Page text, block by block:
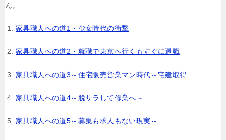
ん。
家具職人への道1・少女時代の衝撃
家具職人への道2・就職で東京へ行くもすぐに退職
家具職人への道3～住宅販売営業マン時代～宅建取得
家具職人への道4～脱サラして修業へ～
家具職人への道5～募集も求人もない現実～